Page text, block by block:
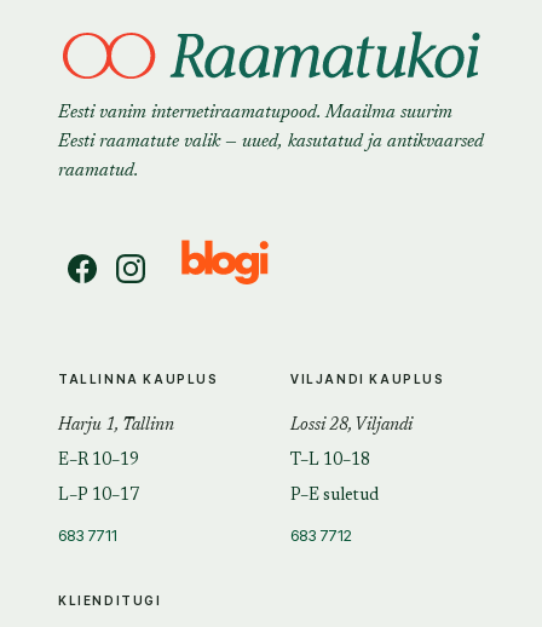
Eesti vanim internetiraamatupood. Maailma suurim
Eesti raamatute valik — uued, kasutatud ja antikvaarsed
raamatud.
KLIENDITUGI
TALLINNA KAUPLUS
Harju 1, Tallinn
E–R 10–19
L–P 10–17
683 7711
VILJANDI KAUPLUS
Lossi 28, Viljandi
T–L 10–18
P–E suletud
683 7712